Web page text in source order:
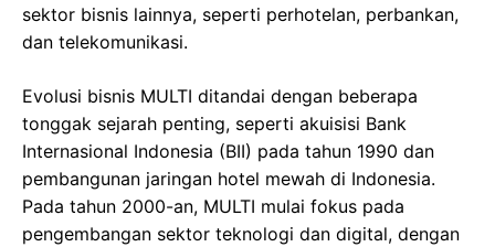
sektor bisnis lainnya, seperti perhotelan, perbankan,
dan telekomunikasi.
Evolusi bisnis MULTI ditandai dengan beberapa
tonggak sejarah penting, seperti akuisisi Bank
Internasional Indonesia (BII) pada tahun 1990 dan
pembangunan jaringan hotel mewah di Indonesia.
Pada tahun 2000-an, MULTI mulai fokus pada
pengembangan sektor teknologi dan digital, dengan